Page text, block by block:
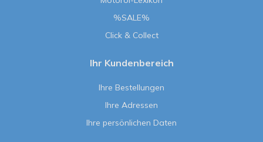
%SALE%
Click & Collect
Ihr Kundenbereich
Ihre Bestellungen
Ihre Adressen
Ihre persönlichen Daten